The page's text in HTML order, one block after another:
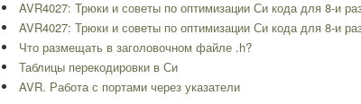
AVR4027: Трюки и советы по оптимизации Си кода для 8-и
AVR4027: Трюки и советы по оптимизации Си кода для 8-и
Что размещать в заголовочном файле .h?
Таблицы перекодировки в Си
AVR. Работа с портами через указатели